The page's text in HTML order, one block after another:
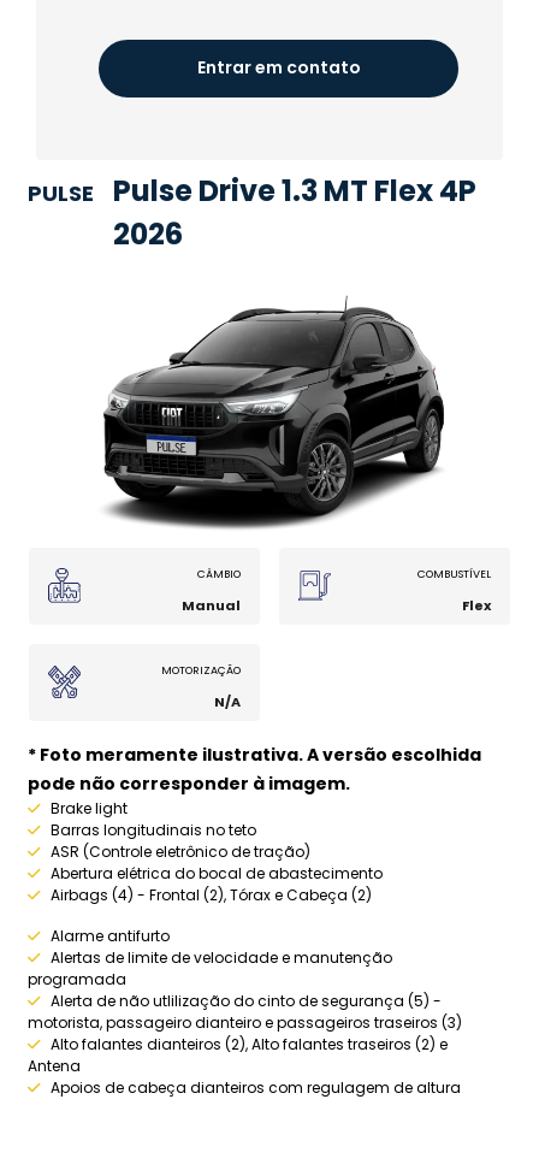
PULSE
Pulse Drive 1.3 MT Flex 4P
2026
CÂMBIO
Manual
COMBUSTÍVEL
Flex
MOTORIZAÇÃO
N/A
* Foto meramente ilustrativa. A versão escolhida
pode não corresponder à imagem.
Brake light
Barras longitudinais no teto
ASR (Controle eletrônico de tração)
Abertura elétrica do bocal de abastecimento
Airbags (4) - Frontal (2), Tórax e Cabeça (2)
Alarme antifurto
Alertas de limite de velocidade e manutenção
programada
Alerta de não utlilização do cinto de segurança (5) -
motorista, passageiro dianteiro e passageiros traseiros (3)
Alto falantes dianteiros (2), Alto falantes traseiros (2) e
Antena
Apoios de cabeça dianteiros com regulagem de altura
Entrar em contato